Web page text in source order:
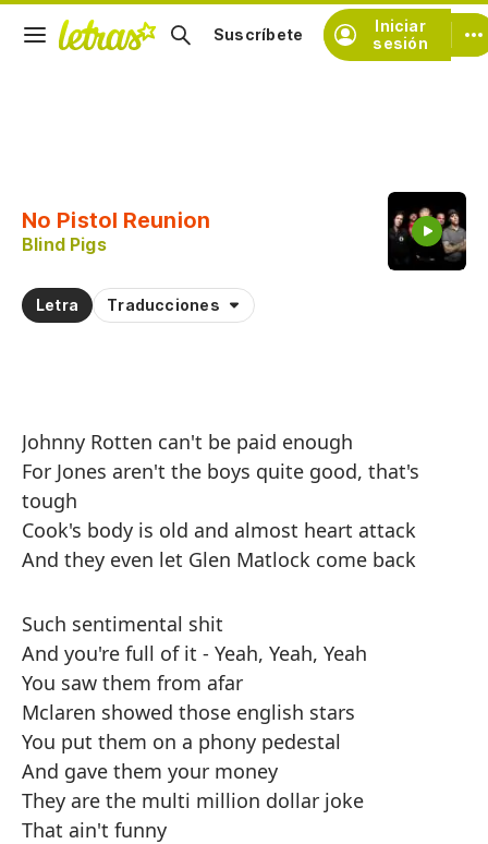
Iniciar
sesión
Suscríbete
No Pistol Reunion
Blind Pigs
Letra Traducciones
Johnny Rotten can't be paid enough
For Jones aren't the boys quite good, that's
tough
Cook's body is old and almost heart attack
And they even let Glen Matlock come back
Such sentimental shit
And you're full of it - Yeah, Yeah, Yeah
You saw them from afar
Mclaren showed those english stars
You put them on a phony pedestal
And gave them your money
They are the multi million dollar joke
That ain't funny
Practicar la pronunciación de